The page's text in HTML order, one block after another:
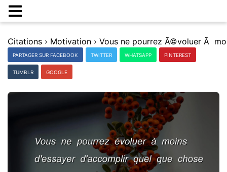
Citations › Motivation ›
PARTAGER SUR FACEBOOK TWITTER WHATSAPP PINTEREST
TUMBLR GOOGLE